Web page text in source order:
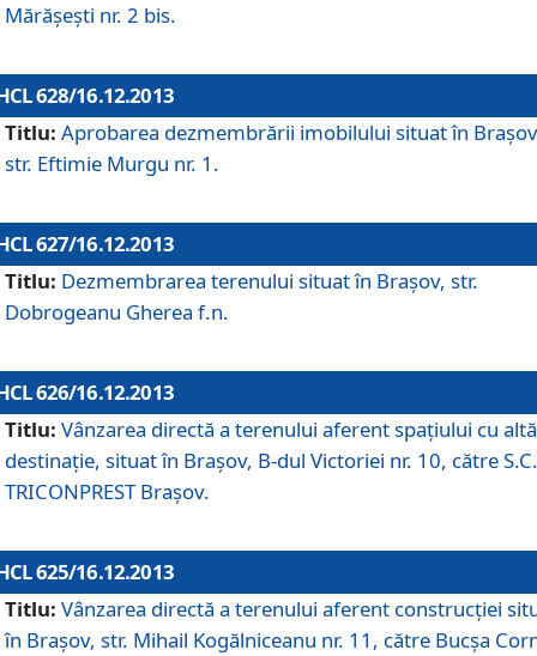
Mărăşeşti nr. 2 bis.
628/16.12.2013
Titlu: Aprobarea dezmembrării imobilului situat în
str. Eftimie Murgu nr. 1.
627/16.12.2013
Titlu: Dezmembrarea terenului situat în Braşov, str.
Dobrogeanu Gherea f.n.
626/16.12.2013
Titlu: Vânzarea directă a terenului aferent spaţiului cu altă
destinaţie, situat în Braşov, B-dul Victoriei nr. 10, către S.C.
TRICONPREST Braşov.
625/16.12.2013
Titlu: Vânzarea directă a terenului aferent construcţiei
în Braşov, str. Mihail Kogălniceanu nr. 11, către Bucşa